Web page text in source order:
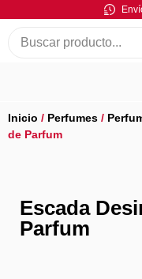
Inicio / Perfumes /
de Parfum
Escada
Parfum